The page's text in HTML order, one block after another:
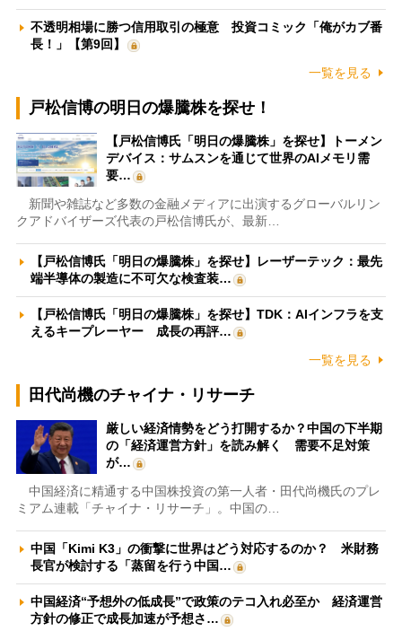
不透明相場に勝つ信用取引の極意 投資コミック「俺がカブ番
長！」【第9回】
一覧を見る
戸松信博の明日の爆騰株を探せ！
【戸松信博氏「明日の爆騰株」を探せ】トーメン
デバイス：サムスンを通じて世界のAIメモリ需
要…
新聞や雑誌など多数の金融メディアに出演するグローバルリン
クアドバイザーズ代表の戸松信博氏が、最新…
【戸松信博氏「明日の爆騰株」を探せ】レーザーテック：最先
端半導体の製造に不可欠な検査装…
【戸松信博氏「明日の爆騰株」を探せ】TDK：AIインフラを支
えるキープレーヤー 成長の再評…
一覧を見る
田代尚機のチャイナ・リサーチ
厳しい経済情勢をどう打開するか？中国の下半期
の「経済運営方針」を読み解く 需要不足対策
が…
中国経済に精通する中国株投資の第一人者・田代尚機氏のプレ
ミアム連載「チャイナ・リサーチ」。中国の…
中国「Kimi K3」の衝撃に世界はどう対応するのか？ 米財務
長官が検討する「蒸留を行う中国…
中国経済“予想外の低成長”で政策のテコ入れ必至か 経済運営
方針の修正で成長加速が予想さ…